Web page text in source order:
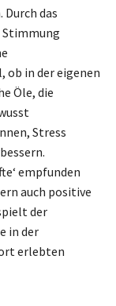
das
ob in der eigenen
Öle, die
Stress
empfunden
auch positive
der
in der
erlebten